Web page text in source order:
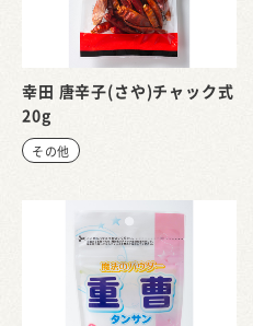
幸田 唐辛子(さや)チャック式
20g
その他